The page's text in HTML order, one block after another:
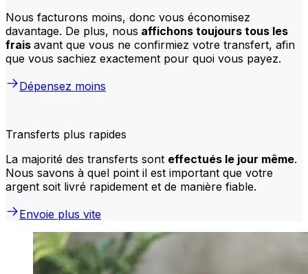
Nous facturons moins, donc vous économisez
davantage. De plus, nous affichons toujours tous les
frais avant que vous ne confirmiez votre transfert, afin
que vous sachiez exactement pour quoi vous payez.
Dépensez moins
Transferts plus rapides
La majorité des transferts sont effectués le jour même.
Nous savons à quel point il est important que votre
argent soit livré rapidement et de manière fiable.
Envoie plus vite